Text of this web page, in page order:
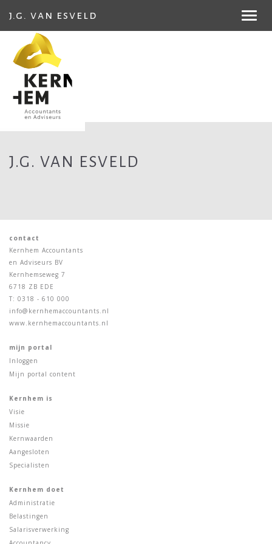
j.g. van esveld
J.G. VAN ESVELD
contact
Kernhem Accountants
en Adviseurs BV
Kernhemseweg 7
6718 ZB EDE
T: 0318 - 610 000
info@kernhemaccountants.nl
www.kernhemaccountants.nl
mijn portal
Inloggen
Mijn portal content
Kernhem is
Visie
Missie
Kernwaarden
Aangesloten
Specialisten
Kernhem doet
Administratie
Belastingen
Salarisverwerking